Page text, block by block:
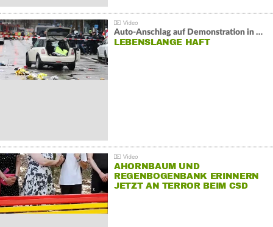
Auto-Anschlag auf Demonstration in München:
LEBENSLANGE HAFT
AHORNBAUM UND
REGENBOGENBANK ERINNERN
JETZT AN TERROR BEIM CSD